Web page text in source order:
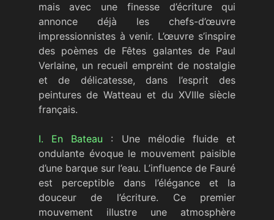
mais avec une finesse d’écriture qui
annonce déjà les chefs-d’œuvre
impressionnistes à venir. L’œuvre s’inspire
des poèmes de Fêtes galantes de Paul
Verlaine, un recueil empreint de nostalgie
et de délicatesse, dans l’esprit des
peintures de Watteau et du XVIIIe siècle
français.
I. En Bateau : Une mélodie fluide et
ondulante évoque le mouvement paisible
d’une barque sur l’eau. L’influence de Fauré
est perceptible dans l’élégance et la
douceur de l’écriture. Ce premier
mouvement illustre une atmosphère